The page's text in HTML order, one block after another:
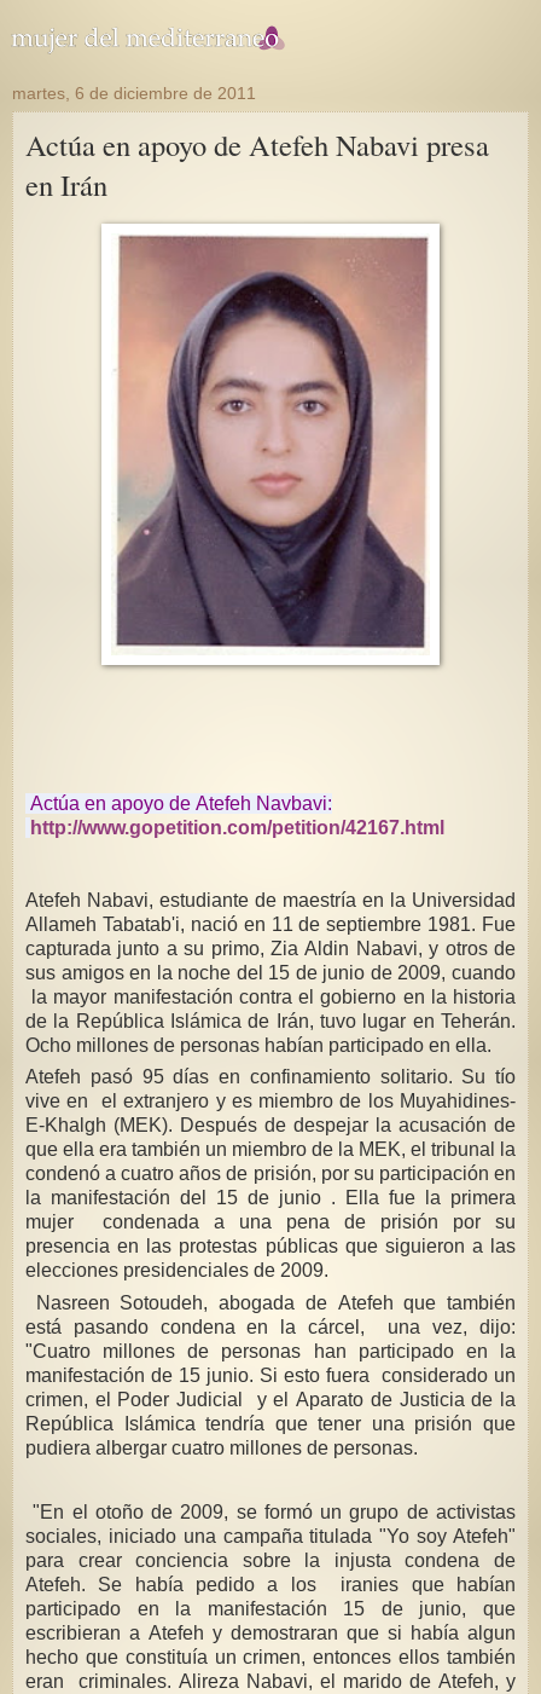
martes, 6 de diciembre de 2011
Actúa en apoyo de Atefeh Nabavi presa
en Irán
Actúa en apoyo de Atefeh Navbavi:
http://www.gopetition.com/petition/42167.html
Atefeh Nabavi, estudiante de maestría en la Universidad
Allameh Tabatab'i, nació en 11 de septiembre 1981. Fue
capturada junto a su primo, Zia Aldin Nabavi, y otros de
sus amigos en la noche del 15 de junio de 2009, cuando
la mayor manifestación contra el gobierno en la historia
de la República Islámica de Irán, tuvo lugar en Teherán.
Ocho millones de personas habían participado en ella.
Atefeh pasó 95 días en confinamiento solitario. Su tío
vive en el extranjero y es miembro de los Muyahidines-
E-Khalgh (MEK). Después de despejar la acusación de
que ella era también un miembro de la MEK, el tribunal la
condenó a cuatro años de prisión, por su participación en
la manifestación del 15 de junio . Ella fue la primera
mujer condenada a una pena de prisión por su
presencia en las protestas públicas que siguieron a las
elecciones presidenciales de 2009.
Nasreen Sotoudeh, abogada de Atefeh que también
está pasando condena en la cárcel, una vez, dijo:
"Cuatro millones de personas han participado en la
manifestación de 15 junio. Si esto fuera considerado un
crimen, el Poder Judicial y el Aparato de Justicia de la
República Islámica tendría que tener una prisión que
pudiera albergar cuatro millones de personas.
"En el otoño de 2009, se formó un grupo de activistas
sociales, iniciado una campaña titulada "Yo soy Atefeh"
para crear conciencia sobre la injusta condena de
Atefeh. Se había pedido a los iranies que habían
participado en la manifestación 15 de junio, que
escribieran a Atefeh y demostraran que si había algun
hecho que constituía un crimen, entonces ellos también
eran criminales. Alireza Nabavi, el marido de Atefeh, y